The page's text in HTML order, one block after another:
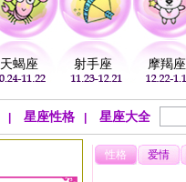
天蝎座 射手座 摩羯座
星座性格 星座大全
性格 爱情